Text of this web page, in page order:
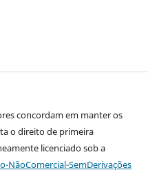
concordam em manter os
o direito de primeira
licenciado sob a
NãoComercial-SemDerivações